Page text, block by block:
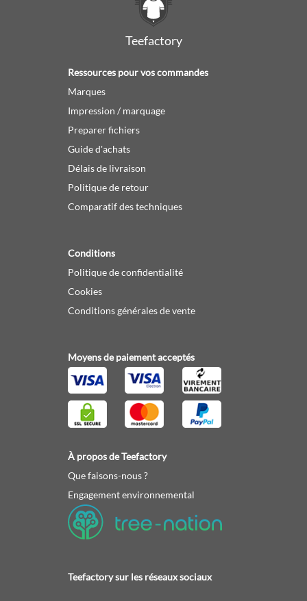
Teefactory
Ressources pour vos commandes
Marques
Impression / marquage
Preparer fichiers
Guide d'achats
Délais de livraison
Politique de retour
Comparatif des techniques
Conditions
Politique de confidentialité
Cookies
Conditions générales de vente
Moyens de paiement acceptés
À propos de Teefactory
Que faisons-nous ?
Engagement environnemental
Teefactory sur les réseaux sociaux